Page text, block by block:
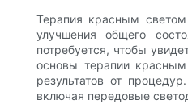
Терапия красным
улучшения общего
потребуется, чтобы
основы терапии
результатов от
включая передовые